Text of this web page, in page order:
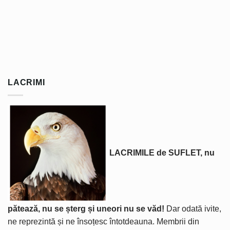
LACRIMI
LACRIMILE de SUFLET, nu
pătează, nu se șterg și uneori nu se văd! Dar odată ivite,
ne reprezintă și ne însoțesc întotdeauna. Membrii din